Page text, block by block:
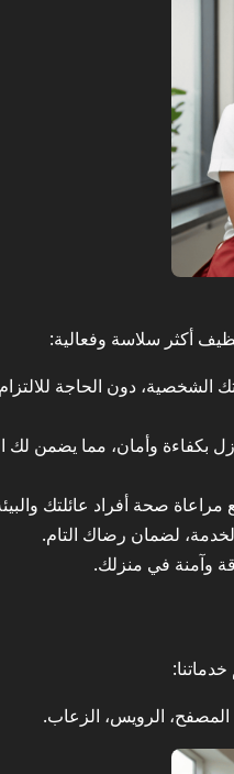
أكثر سلاسة وفعالية:
الشخصية، دون الحاجة
بكفاءة وأمان، مما يضمن
صحة أفراد عائلتك
لضمان رضاك التام.
وآمنة في منزلك.
المصفح، الرويس، الزعاب.